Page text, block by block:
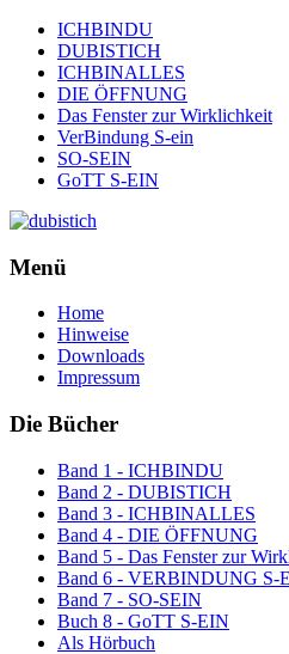
ICHBINDU
DUBISTICH
ICHBINALLES
DIE ÖFFNUNG
Das Fenster zur Wirklichkeit
VerBindung S-ein
SO-SEIN
GoTT S-EIN
Menü
Home
Hinweise
Downloads
Impressum
Die Bücher
Band 1 - ICHBINDU
Band 2 - DUBISTICH
Band 3 - ICHBINALLES
Band 4 - DIE ÖFFNUNG
Band 5 - Das Fenster zur
Band 6 - VERBINDUNG S-
Band 7 - SO-SEIN
Buch 8 - GoTT S-EIN
Als Hörbuch